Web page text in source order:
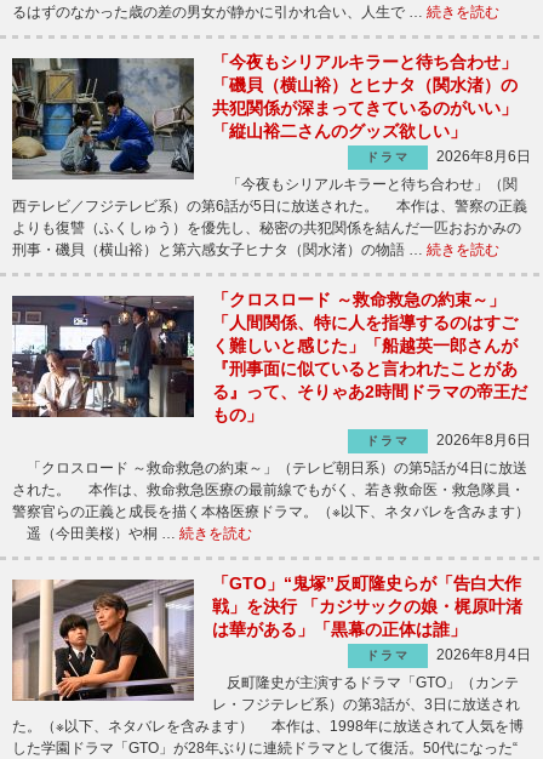
るはずのなかった歳の差の男女が静かに引かれ合い、人生で … 続きを読む
「今夜もシリアルキラーと待ち合わせ」
「磯貝（横山裕）とヒナタ（関水渚）の
共犯関係が深まってきているのがいい」
「縦山裕二さんのグッズ欲しい」
ドラマ
2026年8月6日
「今夜もシリアルキラーと待ち合わせ」（関
西テレビ／フジテレビ系）の第6話が5日に放送された。 本作は、警察の正義
よりも復讐（ふくしゅう）を優先し、秘密の共犯関係を結んだ一匹おおかみの
刑事・磯貝（横山裕）と第六感女子ヒナタ（関水渚）の物語 … 続きを読む
「クロスロード ～救命救急の約束～」
「人間関係、特に人を指導するのはすご
く難しいと感じた」「船越英一郎さんが
『刑事面に似ていると言われたことがあ
る』って、そりゃあ2時間ドラマの帝王だ
もの」
ドラマ
2026年8月6日
「クロスロード ～救命救急の約束～」（テレビ朝日系）の第5話が4日に放送
された。 本作は、救命救急医療の最前線でもがく、若き救命医・救急隊員・
警察官らの正義と成長を描く本格医療ドラマ。（※以下、ネタバレを含みます）
遥（今田美桜）や桐 … 続きを読む
「GTO」“鬼塚”反町隆史らが「告白大作
戦」を決行 「カジサックの娘・梶原叶渚
は華がある」「黒幕の正体は誰」
ドラマ
2026年8月4日
反町隆史が主演するドラマ「GTO」（カンテ
レ・フジテレビ系）の第3話が、3日に放送され
た。（※以下、ネタバレを含みます） 本作は、1998年に放送されて人気を博
した学園ドラマ「GTO」が28年ぶりに連続ドラマとして復活。50代になった“